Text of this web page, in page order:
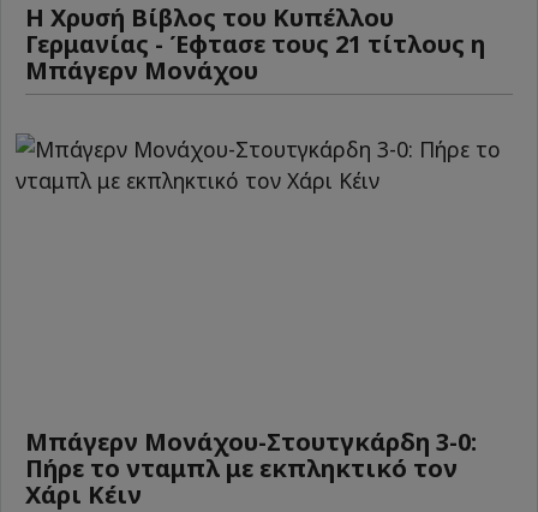
Η Χρυσή Βίβλος του Κυπέλλου
Γερμανίας - Έφτασε τους 21 τίτλους η
Μπάγερν Μονάχου
Μπάγερν Μονάχου-Στουτγκάρδη 3-0:
Πήρε το νταμπλ με εκπληκτικό τον
Χάρι Κέιν